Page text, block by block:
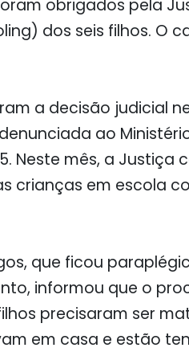
obrigados pela
dos seis filhos. O
a decisão judicial
ao
Neste mês, a
crianças em escola
que ficou
informou que o
precisaram ser
em casa e estão